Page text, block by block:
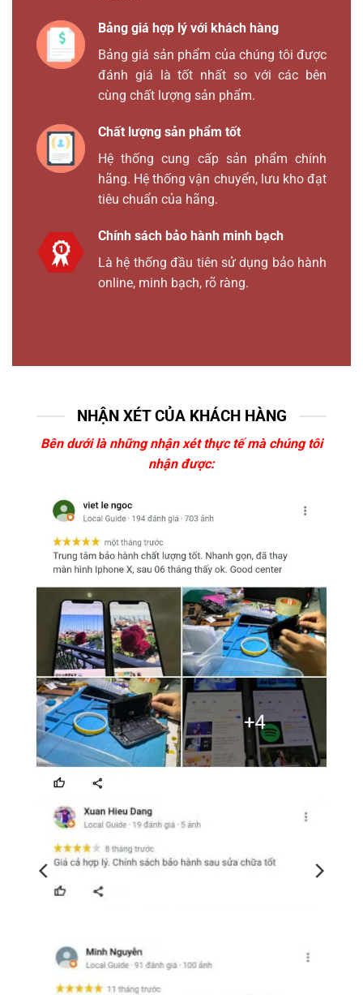
Bảng giá hợp lý với khách hàng
Bảng giá sản phẩm của chúng tôi được
đánh giá là tốt nhất so với các bên
cùng chất lượng sản phẩm.
Chất lượng sản phẩm tốt
Hệ thống cung cấp sản phẩm chính
hãng. Hệ thống vận chuyển, lưu kho đạt
tiêu chuẩn của hãng.
Chính sách bảo hành minh bạch
Là hệ thống đầu tiên sử dụng bảo hành
online, minh bạch, rõ ràng.
NHẬN XÉT CỦA KHÁCH HÀNG
Bên dưới là những nhận xét thực tế mà chúng tôi
nhận được: